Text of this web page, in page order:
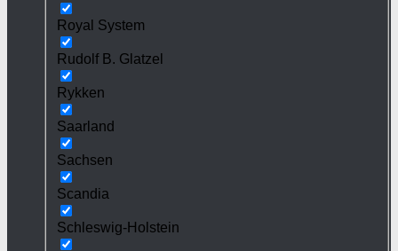
Royal System
Rudolf B. Glatzel
Rykken
Saarland
Sachsen
Scandia
Schleswig-Holstein